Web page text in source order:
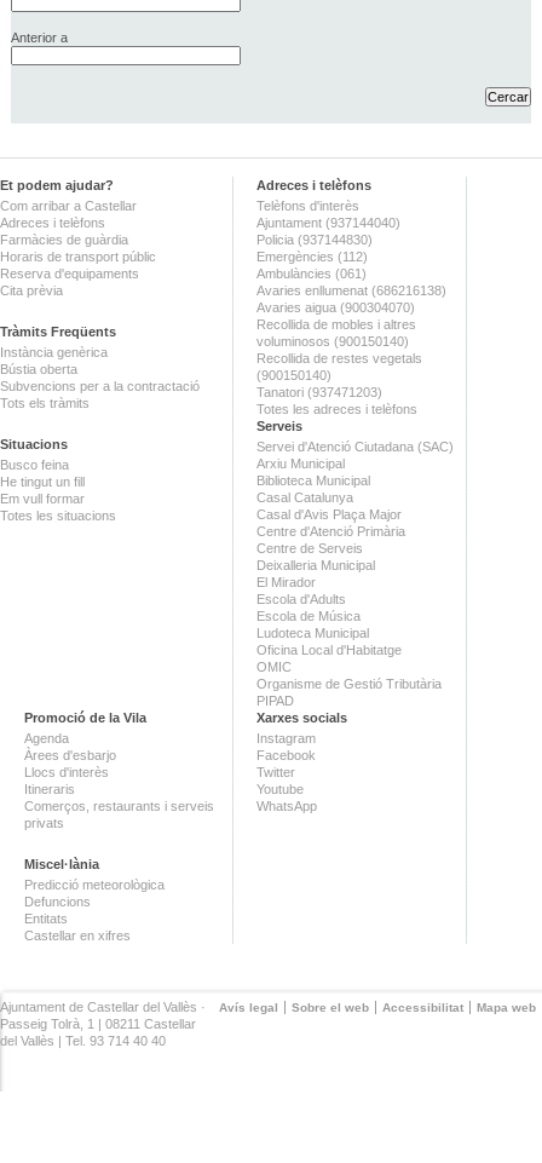
Anterior a
Et podem ajudar?
Com arribar a Castellar
Adreces i telèfons
Farmàcies de guàrdia
Horaris de transport públic
Reserva d'equipaments
Cita prèvia
Tràmits Freqüents
Instància genèrica
Bústia oberta
Subvencions per a la contractació
Tots els tràmits
Situacions
Busco feina
He tingut un fill
Em vull formar
Totes les situacions
Adreces i telèfons
Telèfons d'interès
Ajuntament (937144040)
Policia (937144830)
Emergències (112)
Ambulàncies (061)
Avaries enllumenat (686216138)
Avaries aigua (900304070)
Recollida de mobles i altres
voluminosos (900150140)
Recollida de restes vegetals
(900150140)
Tanatori (937471203)
Totes les adreces i telèfons
Serveis
Servei d'Atenció Ciutadana (SAC)
Arxiu Municipal
Biblioteca Municipal
Casal Catalunya
Casal d'Avis Plaça Major
Centre d'Atenció Primària
Centre de Serveis
Deixalleria Municipal
El Mirador
Escola d'Adults
Escola de Música
Ludoteca Municipal
Oficina Local d'Habitatge
OMIC
Organisme de Gestió Tributària
PIPAD
Promoció de la Vila
Agenda
Àrees d'esbarjo
Llocs d'interès
Itineraris
Comerços, restaurants i serveis
privats
Miscel·lània
Predicció meteorològica
Defuncions
Entitats
Castellar en xifres
Xarxes socials
Instagram
Facebook
Twitter
Youtube
WhatsApp
Avís legal Sobre el web Accessibilitat Mapa web
Ajuntament de Castellar del Vallès ·
Passeig Tolrà, 1 | 08211 Castellar
del Vallès | Tel. 93 714 40 40